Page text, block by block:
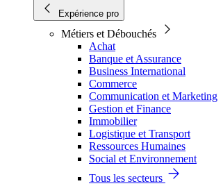
Expérience pro
Métiers et Débouchés
Achat
Banque et Assurance
Business International
Commerce
Communication et Marketing
Gestion et Finance
Immobilier
Logistique et Transport
Ressources Humaines
Social et Environnement
Tous les secteurs